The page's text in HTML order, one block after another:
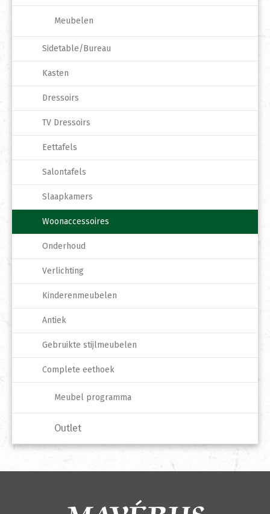
Meubelen
Sidetable/Bureau
Kasten
Dressoirs
TV Dressoirs
Eettafels
Salontafels
Slaapkamers
Woonaccessoires
Onderhoud
Verlichting
Kinderenmeubelen
Antiek
Gebruikte stijlmeubelen
Complete eethoek
Meubel programma
Outlet